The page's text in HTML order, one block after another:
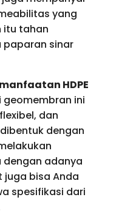
yang
itu tahan
sinar
HDPE
ini
dan
dengan
dengan adanya
bisa Anda
spesifikasi dari